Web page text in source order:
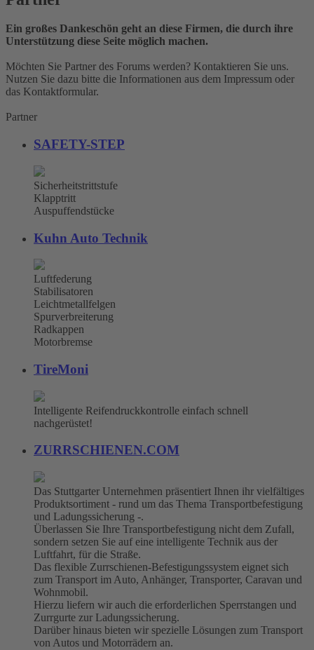
Ein großes Dankeschön geht an diese Firmen, die durch ihre
Unterstützung diese Seite möglich machen.
Möchten Sie Partner des Forums werden? Kontaktieren Sie uns.
Nutzen Sie dazu bitte die Informationen aus dem Impressum oder
das Kontaktformular.
Partner
SAFETY-STEP
Sicherheitstrittstufe
Klapptritt
Auspuffendstücke
Kuhn Auto Technik
Luftfederung
Stabilisatoren
Leichtmetallfelgen
Spurverbreiterung
Radkappen
Motorbremse
TireMoni
Intelligente Reifendruckkontrolle einfach schnell
nachgerüstet!
ZURRSCHIENEN.COM
Das Stuttgarter Unternehmen präsentiert Ihnen ihr vielfältiges
Produktsortiment - rund um das Thema Transportbefestigung
und Ladungssicherung -.
Überlassen Sie Ihre Transportbefestigung nicht dem Zufall,
sondern setzen Sie auf eine intelligente Technik aus der
Luftfahrt, für die Straße.
Das flexible Zurrschienen-Befestigungssystem eignet sich
zum Transport im Auto, Anhänger, Transporter, Caravan und
Wohnmobil.
Hierzu liefern wir auch die erforderlichen Sperrstangen und
Zurrgurte zur Ladungssicherung.
Darüber hinaus bieten wir spezielle Lösungen zum Transport
von Autos und Motorrädern an.